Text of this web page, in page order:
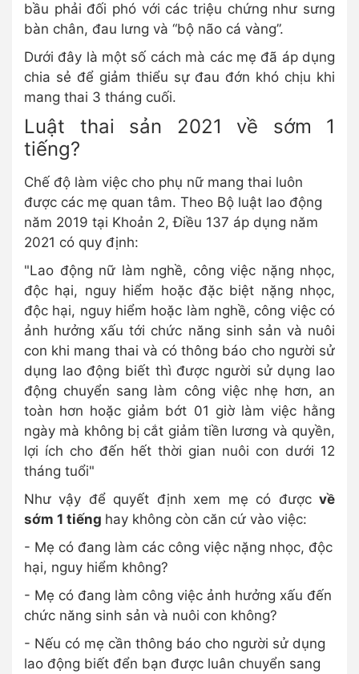
bầu phải đối phó với các triệu chứng như sưng
bàn chân, đau lưng và “bộ não cá vàng”.
Dưới đây là một số cách mà các mẹ đã áp dụng
chia sẻ để giảm thiểu sự đau đớn khó chịu khi
mang thai 3 tháng cuối.
Luật thai sản 2021 về sớm 1
tiếng?
Chế độ làm việc cho phụ nữ mang thai luôn
được các mẹ quan tâm. Theo Bộ luật lao động
năm 2019 tại Khoản 2, Điều 137 áp dụng năm
2021 có quy định:
"Lao động nữ làm nghề, công việc nặng nhọc,
độc hại, nguy hiểm hoặc đặc biệt nặng nhọc,
độc hại, nguy hiểm hoặc làm nghề, công việc có
ảnh hưởng xấu tới chức năng sinh sản và nuôi
con khi mang thai và có thông báo cho người sử
dụng lao động biết thì được người sử dụng lao
động chuyển sang làm công việc nhẹ hơn, an
toàn hơn hoặc giảm bớt 01 giờ làm việc hằng
ngày mà không bị cắt giảm tiền lương và quyền,
lợi ích cho đến hết thời gian nuôi con dưới 12
tháng tuổi"
Như vậy để quyết định xem mẹ có được về
sớm 1 tiếng hay không còn căn cứ vào việc:
- Mẹ có đang làm các công việc nặng nhọc, độc
hại, nguy hiểm không?
- Mẹ có đang làm công việc ảnh hưởng xấu đến
chức năng sinh sản và nuôi con không?
- Nếu có mẹ cần thông báo cho người sử dụng
lao động biết đển bạn được luân chuyển sang